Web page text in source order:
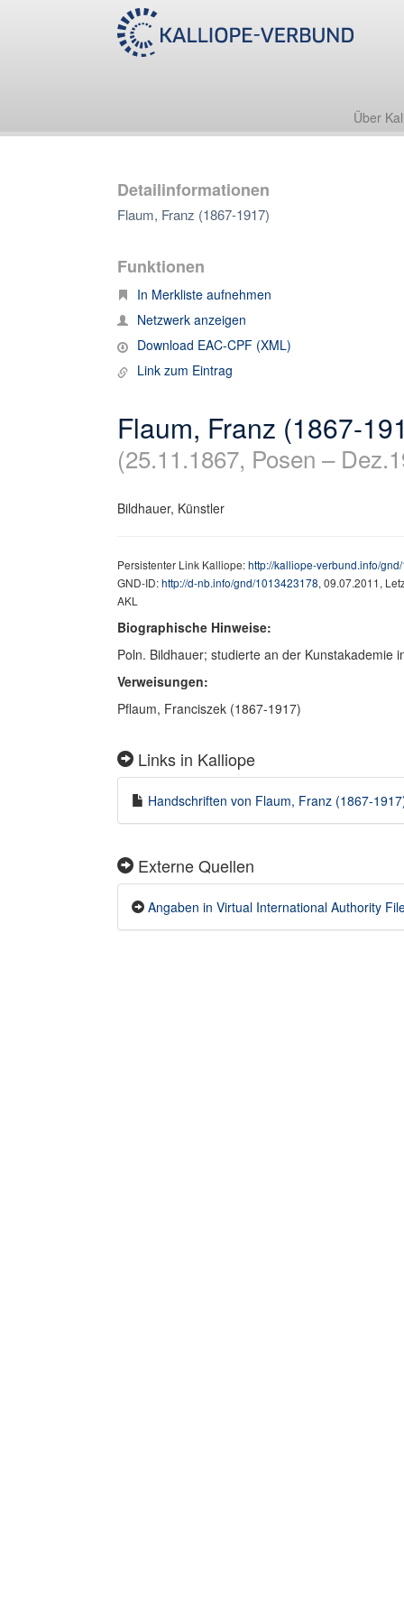
Über
Detailinformationen
Flaum, Franz (1867-1917)
Funktionen
In Merkliste aufnehmen
Netzwerk anzeigen
Download EAC-CPF (XML)
Link zum Eintrag
Flaum, Franz (1867-
(25.11.1867, Posen –
Bildhauer, Künstler
Persistenter Link Kalliope:http://kalliope-verbund.info/
GND-ID:http://d-nb.info/gnd/1013423178, 09.07.2011,
AKL
Biographische Hinweise:
Poln. Bildhauer; studierte an der Kunstakademie
Verweisungen:
Pflaum, Franciszek (1867-1917)
Links in Kalliope
Handschriften von Flaum, Franz (1867-
Externe Quellen
Angaben in Virtual International Authority